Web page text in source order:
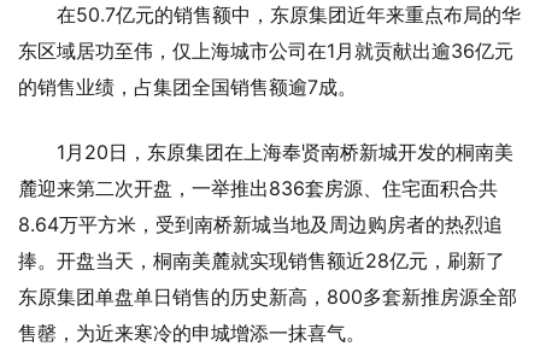
在50.7亿元的销售额中，东原集团近年来重点布局的华
东区域居功至伟，仅上海城市公司在1月就贡献出逾36亿元
的销售业绩，占集团全国销售额逾7成。
1月20日，东原集团在上海奉贤南桥新城开发的桐南美
麓迎来第二次开盘，一举推出836套房源、住宅面积合共
8.64万平方米，受到南桥新城当地及周边购房者的热烈追
捧。开盘当天，桐南美麓就实现销售额近28亿元，刷新了
东原集团单盘单日销售的历史新高，800多套新推房源全部
售罄，为近来寒冷的申城增添一抹喜气。